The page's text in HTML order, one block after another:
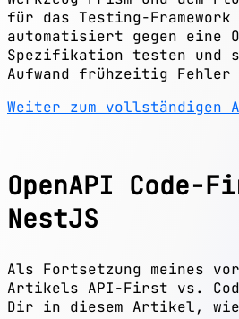
für das Testing-Framework
automatisiert gegen eine
Spezifikation testen und
Aufwand frühzeitig Fehler
Weiter zum
OpenAPI Code-
NestJS
Als Fortsetzung meines
Artikels API-First vs.
Dir in diesem Artikel, wie